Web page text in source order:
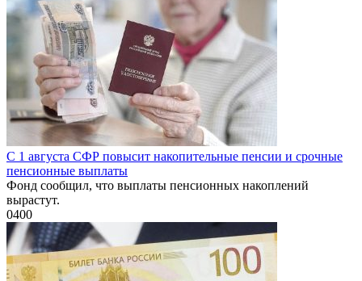
С 1 августа СФР повысит накопительные пенсии и срочные
пенсионные выплаты
Фонд сообщил, что выплаты пенсионных накоплений
вырастут.
0400